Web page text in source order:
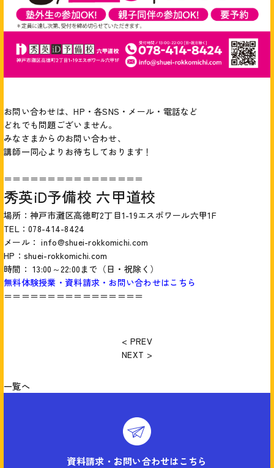
お問い合わせは、HP・各SNS・メール・電話など
どれでも問題ございません。
みなさまからのお問い合わせ、
講師一同心よりお待ちしております！
＝＝＝＝＝＝＝＝＝＝＝＝＝＝＝＝
秀英iD予備校 六甲道校
場所：神戸市灘区高徳町2丁目1-19エスポワール六甲1F
TEL：078-414-8424
メール： info@shuei-rokkomichi.com
HP： shuei-rokkomichi.com
時間： 13:00～22:00まで（日・祝除く）
無料体験授業・資料請求・お問い合わせはこちら
＝＝＝＝＝＝＝＝＝＝＝＝＝＝＝＝
< PREV
NEXT >
一覧へ
資料請求・お問い合わせはこちら